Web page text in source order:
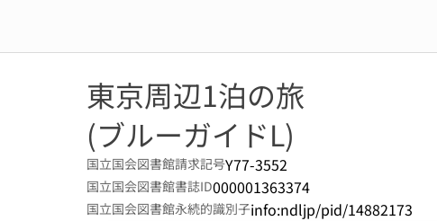
東京周辺1泊の旅
(ブルーガイドL)
国立国会図書館請求記号Y77-3552
国立国会図書館書誌ID000001363374
国立国会図書館永続的識別子info:ndljp/pid/14882173